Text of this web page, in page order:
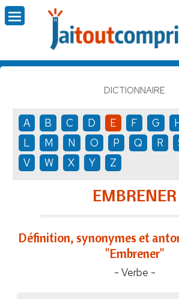
DICTIONNAIRE
A B C D E F G
L
M N O P Q R
V
W X Y Z
EMBRENER
Définition, synonymes et
"Embrener"
- Verbe -